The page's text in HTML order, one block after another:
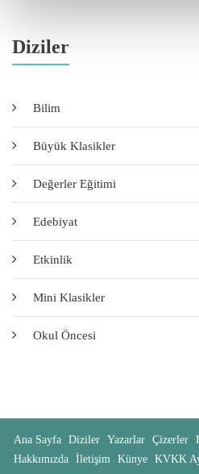
Diziler
Bilim
Büyük Klasikler
Değerler Eğitimi
Edebiyat
Etkinlik
Mini Klasikler
Okul Öncesi
Ana Sayfa Diziler Yazarlar Çizerler
Hakkımızda İletişim Künye KVKK